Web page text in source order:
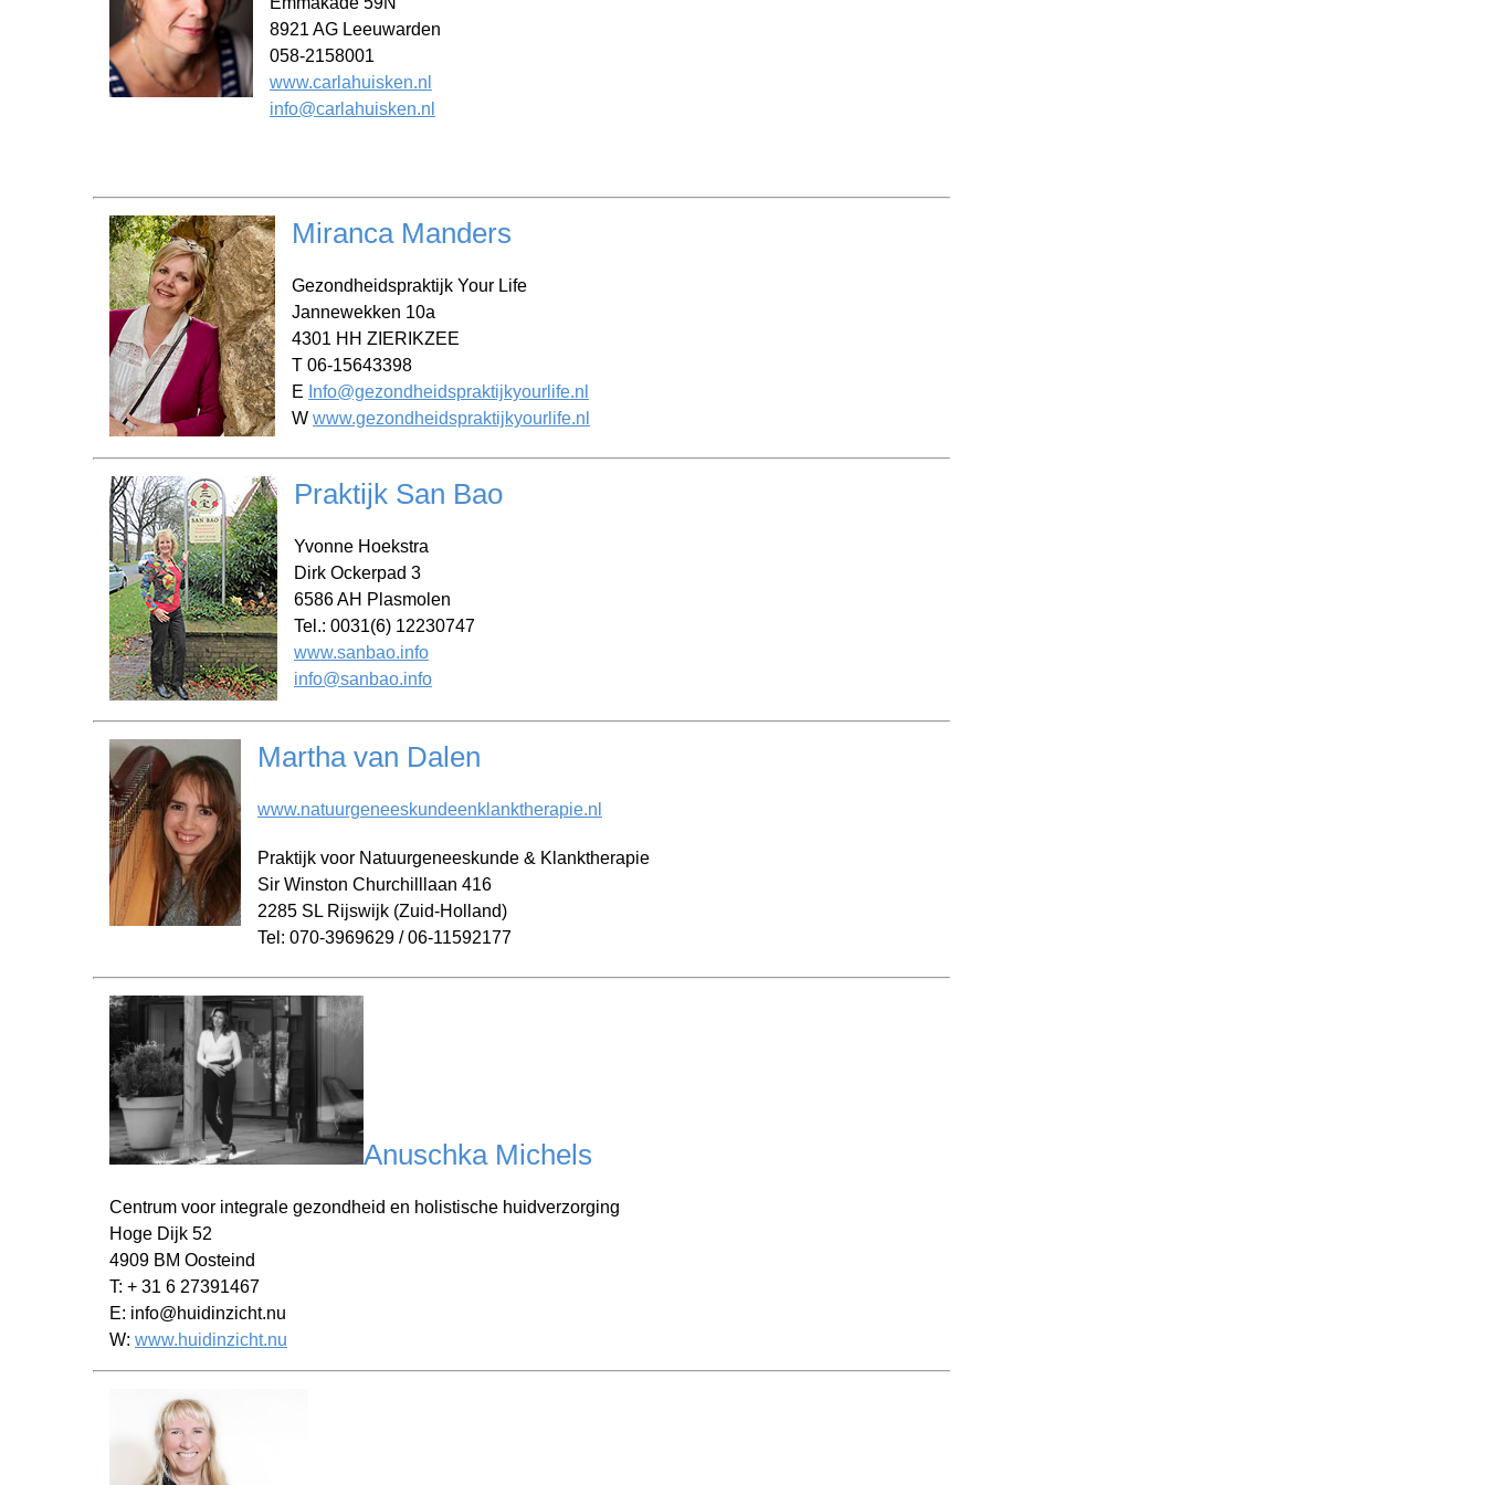
8921 AG Leeuwarden
058-2158001
www.carlahuisken.nl
info@carlahuisken.nl
Miranca Manders
Gezondheidspraktijk Your Life
Jannewekken 10a
4301 HH ZIERIKZEE
T 06-15643398
E Info@gezondheidspraktijkyourlife.nl
W www.gezondheidspraktijkyourlife.nl
Praktijk San Bao
Yvonne Hoekstra
Dirk Ockerpad 3
6586 AH Plasmolen
Tel.: 0031(6) 12230747
www.sanbao.info
info@sanbao.info
Martha van Dalen
www.natuurgeneeskundeenklanktherapie.nl
Praktijk voor Natuurgeneeskunde & Klanktherapie
Sir Winston Churchilllaan 416
2285 SL Rijswijk (Zuid-Holland)
Tel: 070-3969629 / 06-11592177
Anuschka Michels
Centrum voor integrale gezondheid en holistische huidverzorging
Hoge Dijk 52
4909 BM Oosteind
T: + 31 6 27391467
E: info@huidinzicht.nu
W: www.huidinzicht.nu